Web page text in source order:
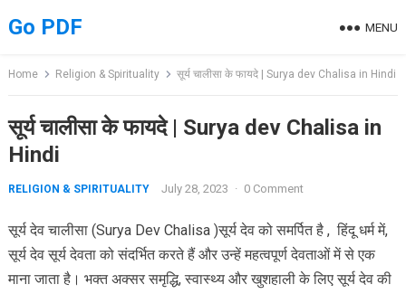
toGo PDF MENU
Home Religion & Spirituality सूर्य चालीसा के फायदे | Surya dev Chalisa in Hindi
सूर्य चालीसा के फायदे | Surya dev Chalisa in
Hindi
RELIGION & SPIRITUALITY July 28, 2023 · 0 Comment
सूर्य देव चालीसा (Surya Dev Chalisa )सूर्य देव को समर्पित है , हिंदू धर्म में,
सूर्य देव सूर्य देवता को संदर्भित करते हैं और उन्हें महत्वपूर्ण देवताओं में से एक
माना जाता है। भक्त अक्सर समृद्धि, स्वास्थ्य और खुशहाली के लिए सूर्य देव की